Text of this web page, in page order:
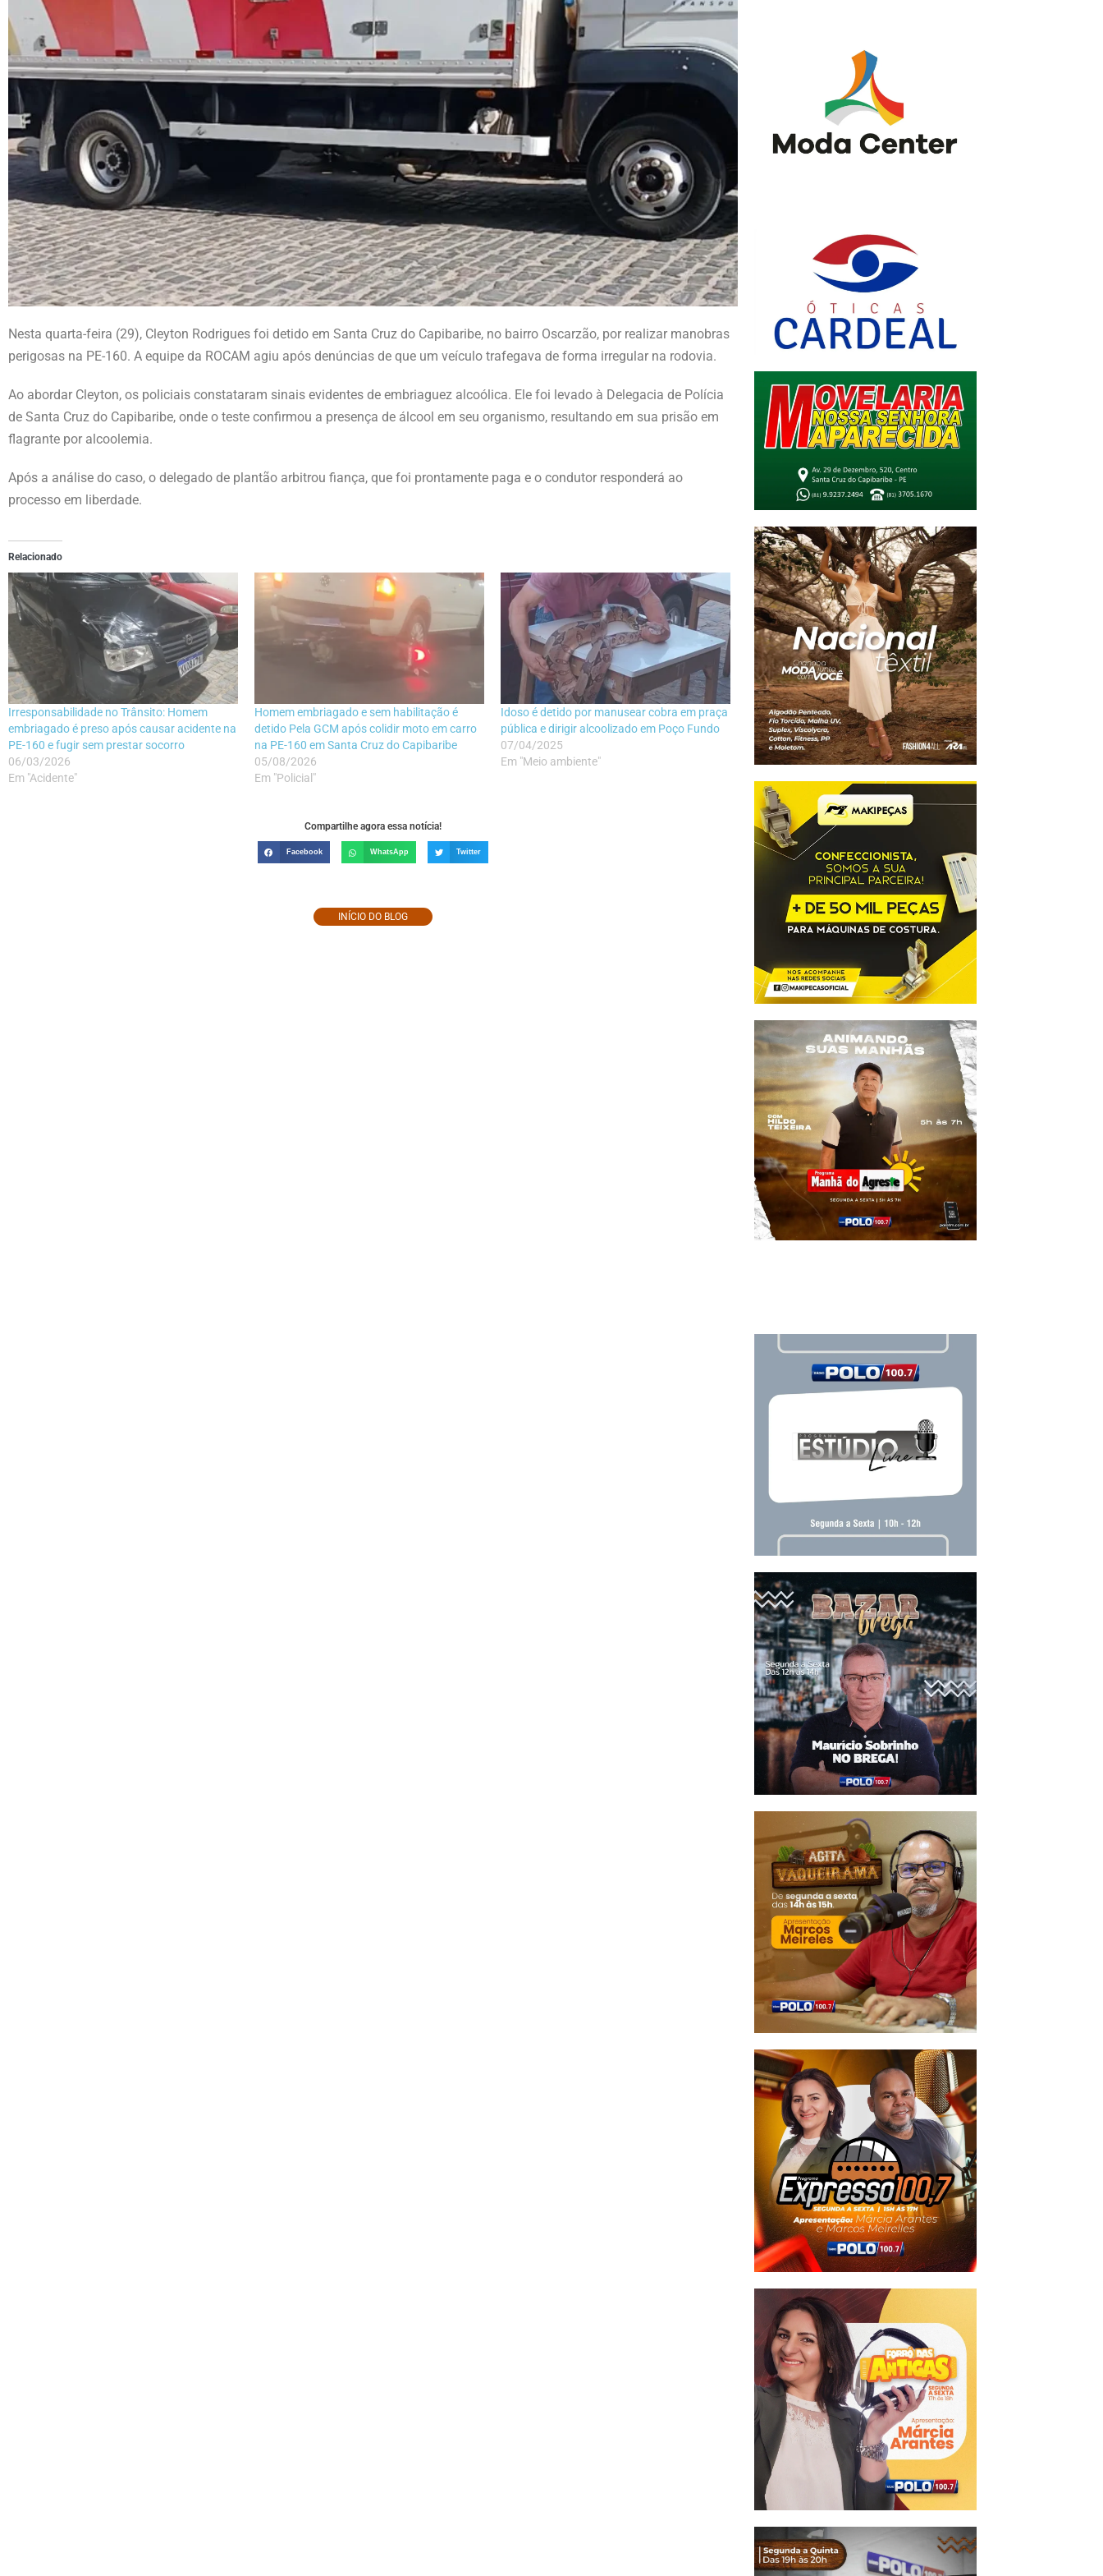
Nesta quarta-feira (29), Cleyton Rodrigues foi detido em Santa Cruz do Capibaribe, no bairro Oscarzão, por realizar manobras
perigosas na PE-160. A equipe da ROCAM agiu após denúncias de que um veículo trafegava de forma irregular na rodovia.
Ao abordar Cleyton, os policiais constataram sinais evidentes de embriaguez alcoólica. Ele foi levado à Delegacia de Polícia
de Santa Cruz do Capibaribe, onde o teste confirmou a presença de álcool em seu organismo, resultando em sua prisão em
flagrante por alcoolemia.
Após a análise do caso, o delegado de plantão arbitrou fiança, que foi prontamente paga e o condutor responderá ao
processo em liberdade.
Relacionado
Irresponsabilidade no Trânsito: Homem
embriagado é preso após causar acidente na
PE-160 e fugir sem prestar socorro
06/03/2026
Em "Acidente"
Homem embriagado e sem habilitação é
detido Pela GCM após colidir moto em carro
na PE-160 em Santa Cruz do Capibaribe
05/08/2026
Em "Policial"
Idoso é detido por manusear cobra em praça
pública e dirigir alcoolizado em Poço Fundo
07/04/2025
Em "Meio ambiente"
Compartilhe agora essa notícia!
Facebook WhatsApp Twitter
INÍCIO DO BLOG